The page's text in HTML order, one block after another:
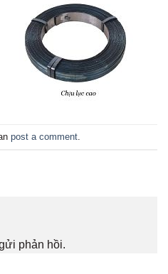
post a comment
phản hồi.